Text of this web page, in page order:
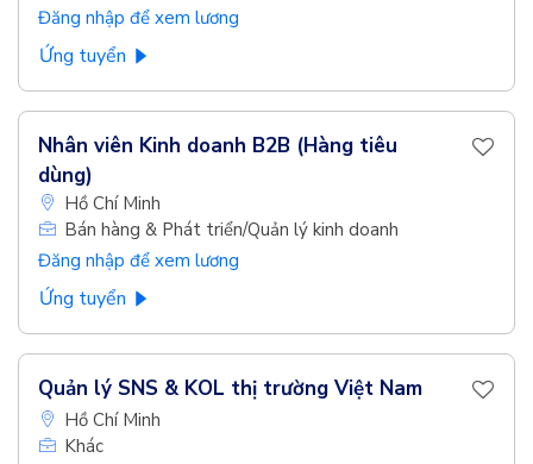
Đăng nhập để xem lương
Ứng tuyển
Nhân viên Kinh doanh B2B (Hàng tiêu
dùng)
Hồ Chí Minh
Bán hàng & Phát triển/Quản lý kinh doanh
Đăng nhập để xem lương
Ứng tuyển
Quản lý SNS & KOL thị trường Việt Nam
Hồ Chí Minh
Khác